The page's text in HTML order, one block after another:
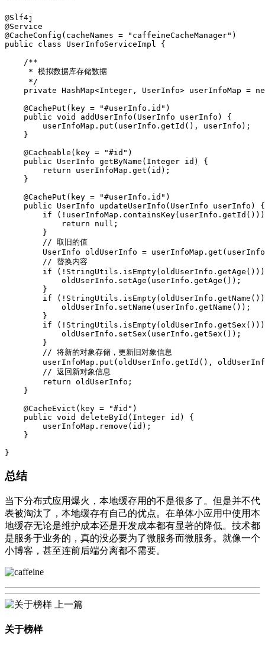
@Slf4j
@Service
@CacheConfig(cacheNames = "caffeineCacheManager")
public class UserInfoServiceImpl {
    /**
     * 模拟数据库存储数据
     */
private HashMap<Integer, UserInfo> userInfoMap =
    @CachePut(key = "#userInfo.id")
    public void addUserInfo(UserInfo userInfo) {
        userInfoMap.put(userInfo.getId(), userInfo);
    }
    @Cacheable(key = "#id")
    public UserInfo getByName(Integer id) {
        return userInfoMap.get(id);
    }
    @CachePut(key = "#userInfo.id")
    public UserInfo updateUserInfo(UserInfo userInfo) {
if
            return null;
        }
        // 取旧的值
UserInfo oldUserInfo =
        // 替换内容
if
            oldUserInfo.setAge(userInfo.getAge());
        }
if
            oldUserInfo.setName(userInfo.getName());
        }
if
            oldUserInfo.setSex(userInfo.getSex());
        }
        // 将新的对象存储，更新旧对象信息
userInfoMap.put(oldUserInfo.getId(),
        // 返回新对象信息
        return oldUserInfo;
    }
    @CacheEvict(key = "#id")
    public void deleteById(Integer id) {
        userInfoMap.remove(id);
    }
总结
当下分布式应用爆火，本地缓存用的不是很多了。但是并不代
表被淘汰了，本地缓存有自己的优点。在单体小应用中使用本
地缓存无论是维护成本还是开发成本都有显著的降低。技术都
是服务于业务的，真的没必要为了微服务而微服务。就像一个
小博客，甚至连前后端分离都不需要。
上一篇
关于榜样